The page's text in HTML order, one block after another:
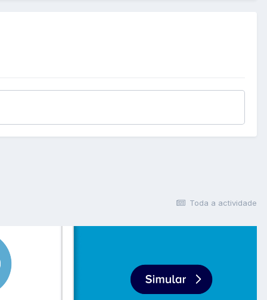
Toda a actividade